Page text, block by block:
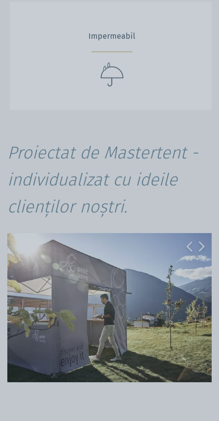
Impermeabil
Proiectat de Mastertent -
individualizat cu ideile
clienților noștri.
Previous
Next